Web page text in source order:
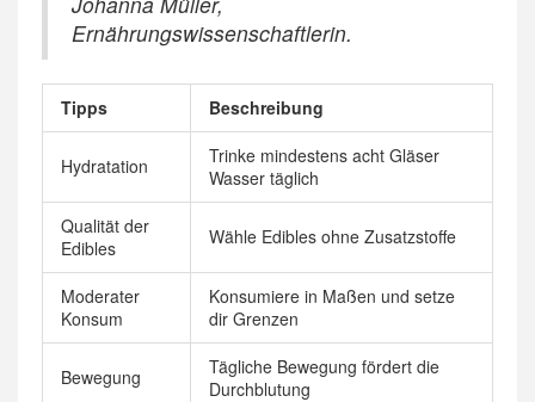
Ernährungswissenschaftlerin.
Tipps Beschreibung
Hydratation
Trinke mindestens acht Gläser
Wasser täglich
Qualität der
Edibles
Wähle Edibles ohne Zusatzstoffe
Moderater
Konsum
Konsumiere in Maßen und setze
dir Grenzen
Bewegung
Tägliche Bewegung fördert die
Durchblutung